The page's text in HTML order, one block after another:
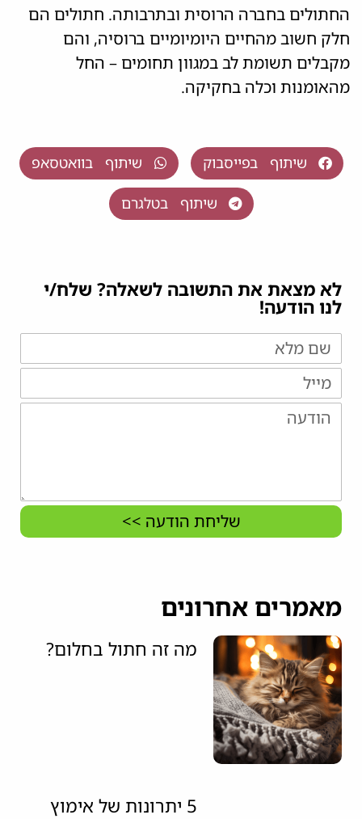
החתולים בחברה הרוסית ובתרבותה. חתולים הם
חלק חשוב מהחיים היומיומיים ברוסיה, והם
מקבלים תשומת לב במגוון תחומים – החל
מהאומנות וכלה בחקיקה.
שיתוף בפייסבוק שיתוף בוואטסאפ
שיתוף בטלגרם
לא מצאת את התשובה לשאלה? שלח/י
לנו הודעה!
שליחת הודעה >>
מאמרים אחרונים
מה זה חתול בחלום?
5 יתרונות של אימוץ